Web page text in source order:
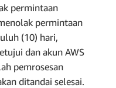
permintaan
permintaan
(10) hari,
dan akun AWS
pemrosesan
ditandai selesai.